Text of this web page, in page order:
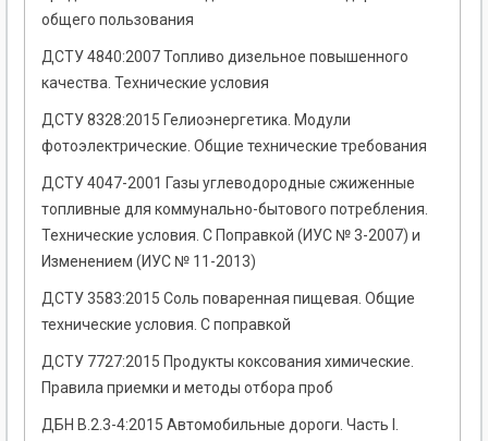
общего пользования
ДСТУ 4840:2007 Топливо дизельное повышенного
качества. Технические условия
ДСТУ 8328:2015 Гелиоэнергетика. Модули
фотоэлектрические. Общие технические требования
ДСТУ 4047-2001 Газы углеводородные сжиженные
топливные для коммунально-бытового потребления.
Технические условия. С Поправкой (ИУС № 3-2007) и
Изменением (ИУС № 11-2013)
ДСТУ 3583:2015 Соль поваренная пищевая. Общие
технические условия. С поправкой
ДСТУ 7727:2015 Продукты коксования химические.
Правила приемки и методы отбора проб
ДБН В.2.3-4:2015 Автомобильные дороги. Часть I.